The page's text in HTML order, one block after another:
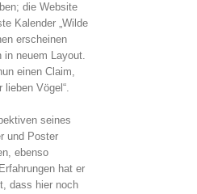
die Website
Kalender „Wilde
erscheinen
in neuem Layout.
einen Claim,
lieben Vögel“.
seines
und Poster
ebenso
hat er
dass hier noch